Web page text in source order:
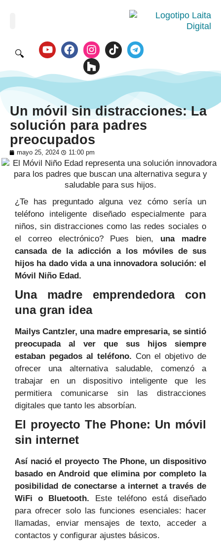
🔍
Un móvil sin distracciones: La
solución para padres
preocupados
mayo 25, 2024 11:00 pm
¿Te has preguntado alguna vez cómo sería un
teléfono inteligente diseñado especialmente para
niños, sin distracciones como las redes sociales o
el correo electrónico? Pues bien, una madre
cansada de la adicción a los móviles de sus
hijos ha dado vida a una innovadora solución: el
Móvil Niño Edad.
Una madre emprendedora con
una gran idea
Mailys Cantzler, una madre empresaria, se sintió
preocupada al ver que sus hijos siempre
estaban pegados al teléfono. Con el objetivo de
ofrecer una alternativa saludable, comenzó a
trabajar en un dispositivo inteligente que les
permitiera comunicarse sin las distracciones
digitales que tanto les absorbían.
El proyecto The Phone: Un móvil
sin internet
Así nació el proyecto The Phone, un dispositivo
basado en Android que elimina por completo la
posibilidad de conectarse a internet a través de
WiFi o Bluetooth. Este teléfono está diseñado
para ofrecer solo las funciones esenciales: hacer
llamadas, enviar mensajes de texto, acceder a
contactos y configurar ajustes básicos.